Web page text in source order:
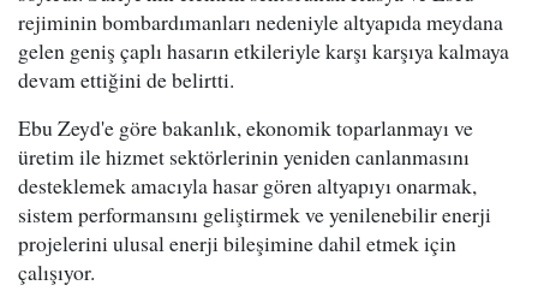
rejiminin bombardımanları nedeniyle altyapıda meydana
gelen geniş çaplı hasarın etkileriyle karşı karşıya kalmaya
devam ettiğini de belirtti.
Ebu Zeyd'e göre bakanlık, ekonomik toparlanmayı ve
üretim ile hizmet sektörlerinin yeniden canlanmasını
desteklemek amacıyla hasar gören altyapıyı onarmak,
sistem performansını geliştirmek ve yenilenebilir enerji
projelerini ulusal enerji bileşimine dahil etmek için
çalışıyor.